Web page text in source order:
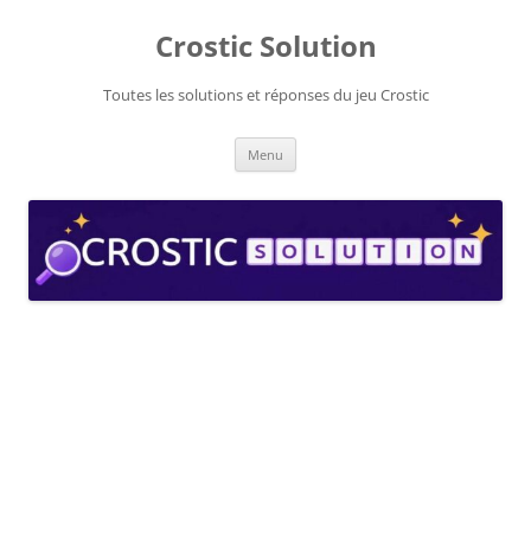
Crostic Solution
Toutes les solutions et réponses du jeu Crostic
Menu